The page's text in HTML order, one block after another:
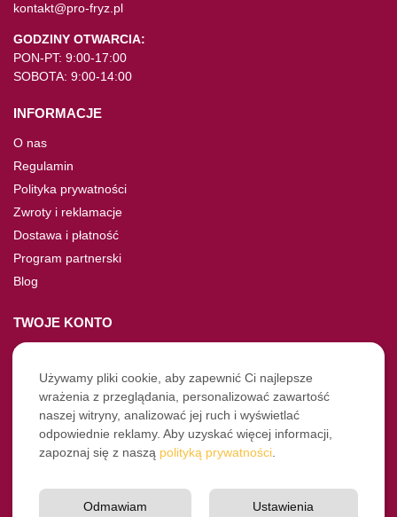
kontakt@pro-fryz.pl
GODZINY OTWARCIA:
PON-PT: 9:00-17:00
SOBOTA: 9:00-14:00
INFORMACJE
O nas
Regulamin
Polityka prywatności
Zwroty i reklamacje
Dostawa i płatność
Program partnerski
Blog
TWOJE KONTO
Moje konto
Nie pamiętasz hasła?
Twoje zamówienia
NASZE SOCIALE
Instagram
Używamy pliki cookie, aby zapewnić Ci najlepsze
wrażenia z przeglądania, personalizować zawartość
naszej witryny, analizować jej ruch i wyświetlać
odpowiednie reklamy. Aby uzyskać więcej informacji,
zapoznaj się z naszą polityką prywatności
Ustawienia
Odmawiam